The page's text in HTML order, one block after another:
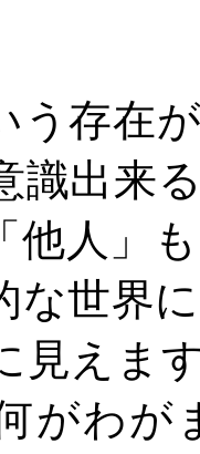
う存在
識出来
他人」
な世界
見えま
がわが